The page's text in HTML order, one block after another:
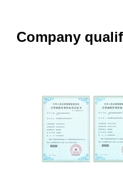
Company